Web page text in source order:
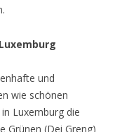
und
wie schönen
Luxemburg die
Grünen (Dei Greng)